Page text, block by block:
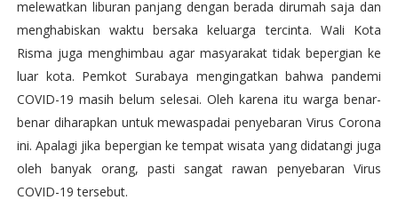
melewatkan liburan panjang dengan berada dirumah saja dan
menghabiskan waktu bersaka keluarga tercinta. Wali Kota
Risma juga menghimbau agar masyarakat tidak bepergian ke
luar kota. Pemkot Surabaya mengingatkan bahwa pandemi
COVID-19 masih belum selesai. Oleh karena itu warga benar-
benar diharapkan untuk mewaspadai penyebaran Virus Corona
ini. Apalagi jika bepergian ke tempat wisata yang didatangi juga
oleh banyak orang, pasti sangat rawan penyebaran Virus
COVID-19 tersebut.